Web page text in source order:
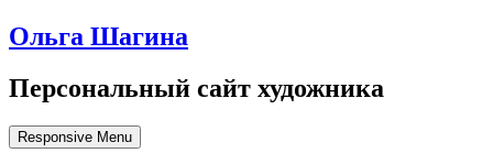
Ольга Шагина
Персональный сайт художника
Responsive Menu